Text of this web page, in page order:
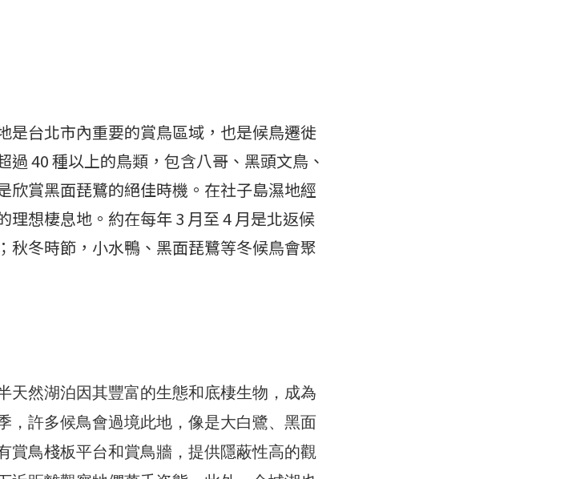
是台北市內重要的賞鳥區域，也是候鳥遷徙
40 種以上的鳥類，包含八哥、黑頭文鳥、
欣賞黑面琵鷺的絕佳時機。在社子島濕地經
想棲息地。約在每年 3 月至 4 月是北返候
秋冬時節，小水鴨、黑面琵鷺等冬候鳥會聚
天然湖泊因其豐富的生態和底棲生物，成為
，許多候鳥會過境此地，像是大白鷺、黑面
賞鳥棧板平台和賞鳥牆，提供隱蔽性高的觀